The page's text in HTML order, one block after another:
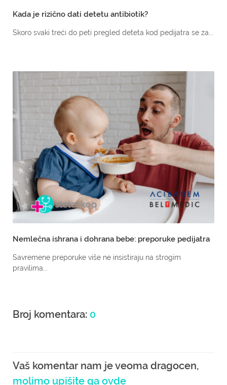
Kada je rizično dati detetu antibiotik?
Skoro svaki treći do peti pregled deteta kod pedijatra se za...
Nemlečna ishrana i dohrana bebe: preporuke pedijatra
Savremene preporuke više ne insistiraju na strogim
pravilima...
Broj komentara: 0
Vaš komentar nam je veoma dragocen,
molimo upišite ga ovde